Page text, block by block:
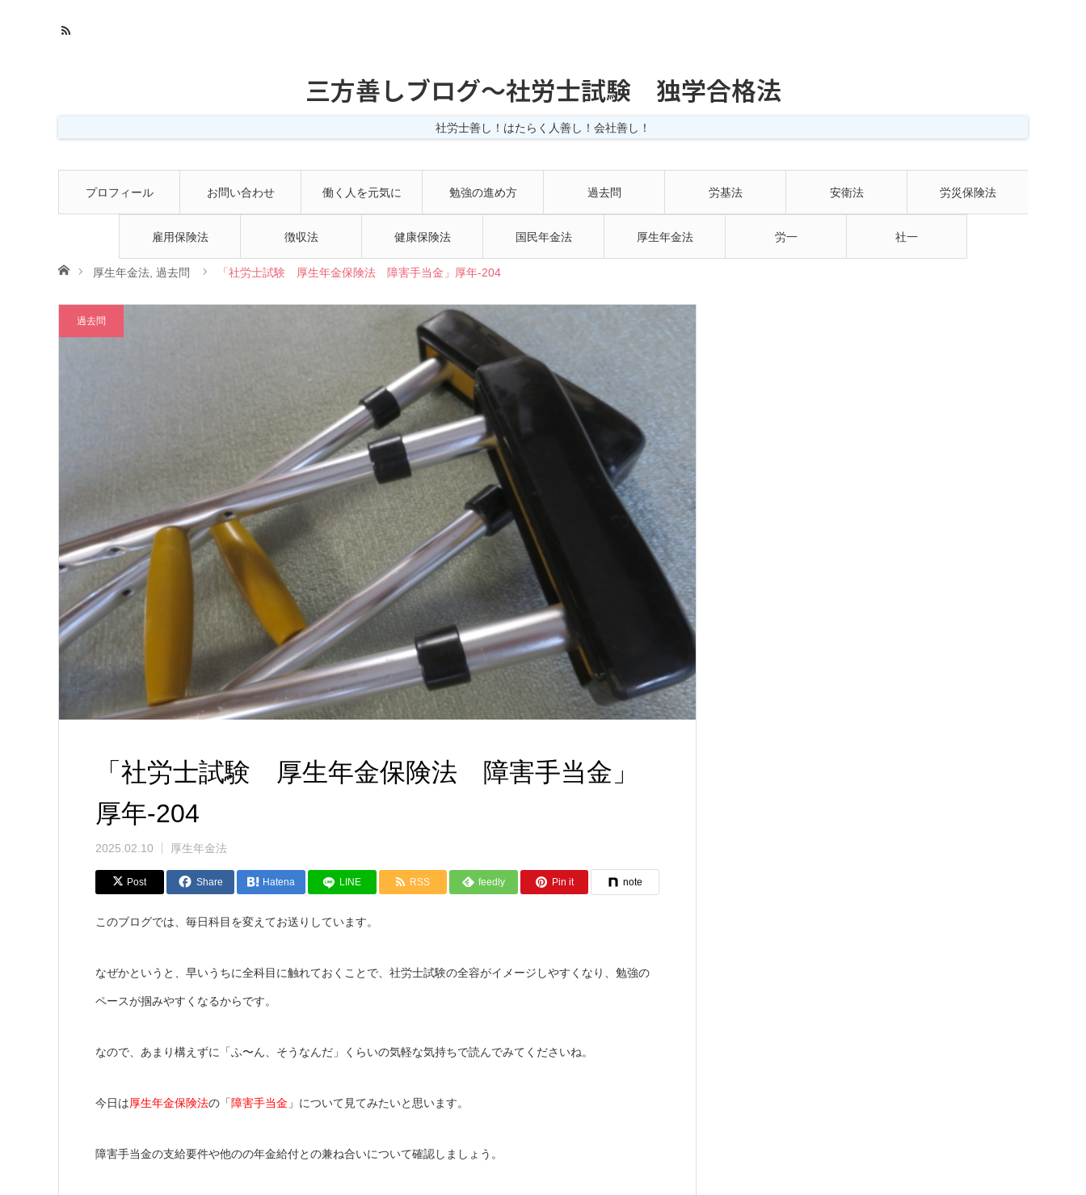
三方善しブログ〜社労士試験 独学合格法
社労士善し！はたらく人善し！会社善し！
プロフィール お問い合わせ 働く人を元気に 勉強の進め方 過去問 労基法 安衛法 労災保険法
雇用保険法 徴収法 健康保険法 国民年金法 厚生年金法 労一 社一
ホーム厚生年金法 過去問 「社労士試験 厚生年金保険法 障害手当金」厚年-204
過去問
「社労士試験 厚生年金保険法 障害手当金」
厚年-204
2025.02.10 厚生年金法
Post Share Hatena LINE RSS feedly Pin it note
このブログでは、毎日科目を変えてお送りしています。
なぜかというと、早いうちに全科目に触れておくことで、社労士試験の全容がイメージしやすくなり、勉強の
ペースが掴みやすくなるからです。
なので、あまり構えずに「ふ〜ん、そうなんだ」くらいの気軽な気持ちで読んでみてくださいね。
今日は厚生年金保険法の「障害手当金 」について見てみたいと思います。
障害手当金の支給要件や他のの年金給付との兼ね合いについて確認しましょう。